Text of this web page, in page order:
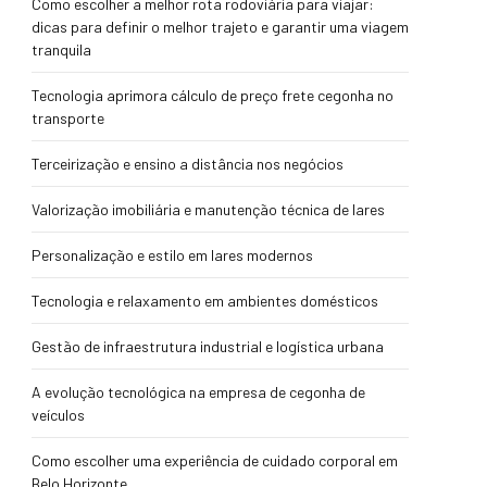
Como escolher a melhor rota rodoviária para viajar:
dicas para definir o melhor trajeto e garantir uma viagem
tranquila
Tecnologia aprimora cálculo de preço frete cegonha no
transporte
Terceirização e ensino a distância nos negócios
Valorização imobiliária e manutenção técnica de lares
Personalização e estilo em lares modernos
Tecnologia e relaxamento em ambientes domésticos
Gestão de infraestrutura industrial e logística urbana
A evolução tecnológica na empresa de cegonha de
veículos
Como escolher uma experiência de cuidado corporal em
Belo Horizonte